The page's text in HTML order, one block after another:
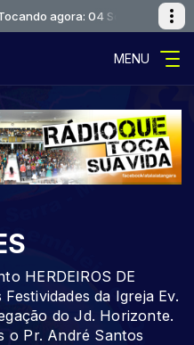
agora: 04 Sonho Voz Lazaro
MENU
HERDEIROS DE
da Igreja Ev.
do Jd. Horizonte.
o Pr. André Santos